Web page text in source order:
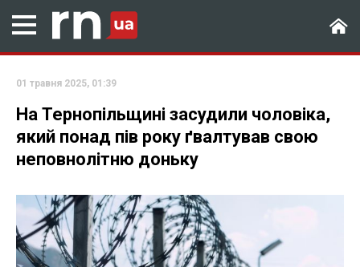
01 травня 2025, 01:39
На Тернопільщині засудили чоловіка,
який понад пів року ґвалтував свою
неповнолітню доньку